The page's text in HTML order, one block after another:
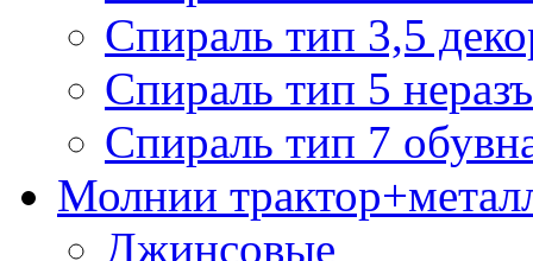
Спираль тип 3,5
Спираль тип 5
Спираль тип 7
Молнии
Джинсовые